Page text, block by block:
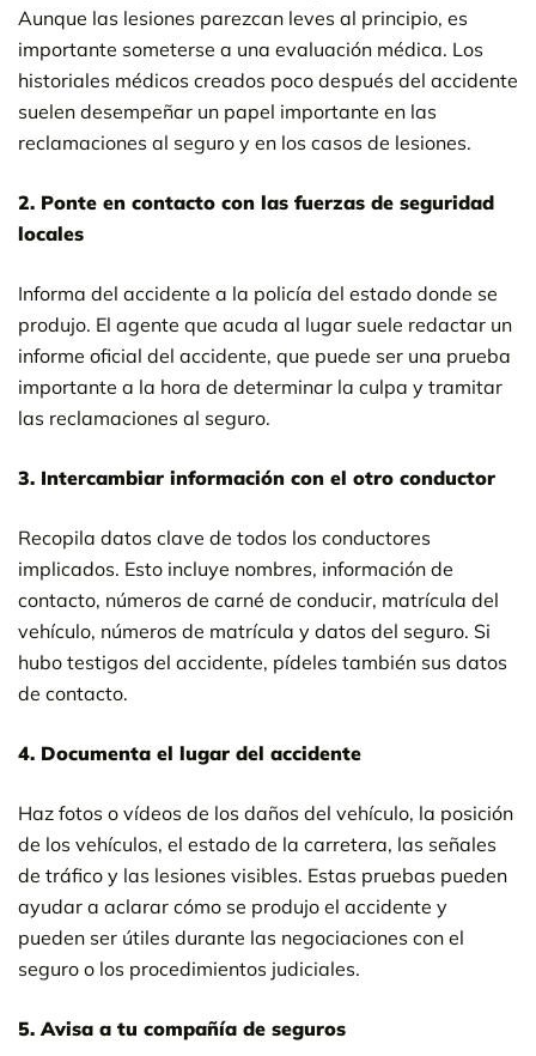
Aunque las lesiones parezcan leves al principio, es
importante someterse a una evaluación médica. Los
historiales médicos creados poco después del accidente
suelen desempeñar un papel importante en las
reclamaciones al seguro y en los casos de lesiones.
2. Ponte en contacto con las fuerzas de seguridad
locales
Informa del accidente a la policía del estado donde se
produjo. El agente que acuda al lugar suele redactar un
informe oficial del accidente, que puede ser una prueba
importante a la hora de determinar la culpa y tramitar
las reclamaciones al seguro.
3. Intercambiar información con el otro conductor
Recopila datos clave de todos los conductores
implicados. Esto incluye nombres, información de
contacto, números de carné de conducir, matrícula del
vehículo, números de matrícula y datos del seguro. Si
hubo testigos del accidente, pídeles también sus datos
de contacto.
4. Documenta el lugar del accidente
Haz fotos o vídeos de los daños del vehículo, la posición
de los vehículos, el estado de la carretera, las señales
de tráfico y las lesiones visibles. Estas pruebas pueden
ayudar a aclarar cómo se produjo el accidente y
pueden ser útiles durante las negociaciones con el
seguro o los procedimientos judiciales.
5. Avisa a tu compañía de seguros